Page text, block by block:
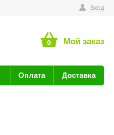
Вход
0 Мой заказ
Оплата Доставка